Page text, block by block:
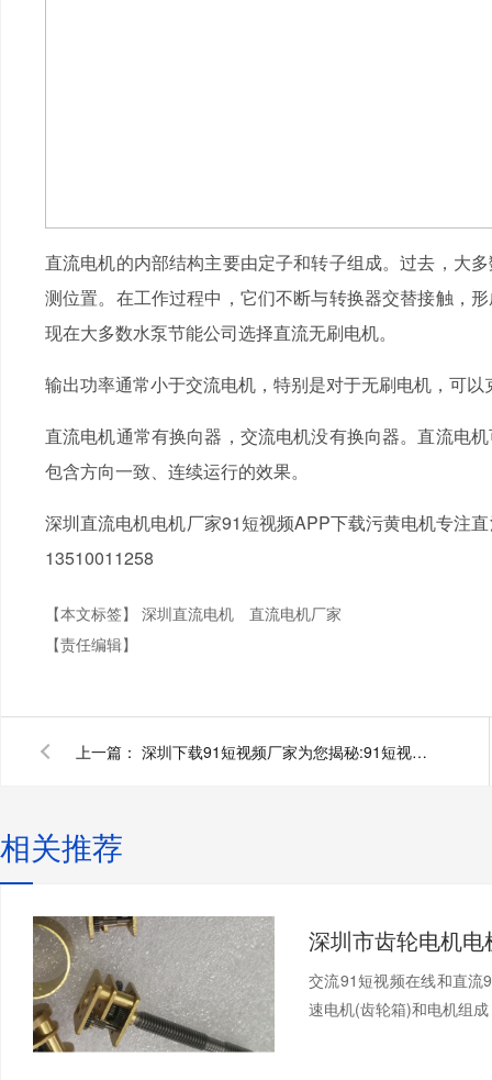
直流电机的内部结构主要由定子和转子组成。过去，大
测位置。在工作过程中，它们不断与转换器交替接触，
现在大多数水泵节能公司选择直流无刷电机。
输出功率通常小于交流电机，特别是对于无刷电机，可
直流电机通常有换向器，交流电机没有换向器。直流电
包含方向一致、连续运行的效果。
深圳直流电机电机厂家91短视频APP下载污黄电机专注
13510011258
【本文标签】 深圳直流电机
直流电机厂家
【责任编辑】
上一篇： 深圳下载91短视频厂家为您揭秘:91短视频在线免费观看
相关推荐
交流91短视频在线和直流
速电机(齿轮箱)和电机组